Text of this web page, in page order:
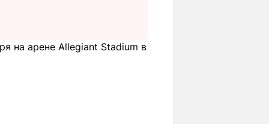
на арене Allegiant Stadium в